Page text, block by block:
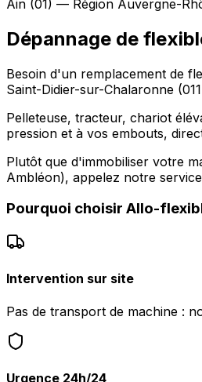
Ain (01) — Région Auvergne-
Dépannage de
Besoin d'un remplacement de
Saint-Didier-sur-Chalaronne
Pelleteuse, tracteur, chariot
pression et à vos embouts,
Plutôt que d'immobiliser votre
Ambléon), appelez notre
Pourquoi choisir Allo-
Intervention sur site
Pas de transport de machine :
Urgence 24h/24